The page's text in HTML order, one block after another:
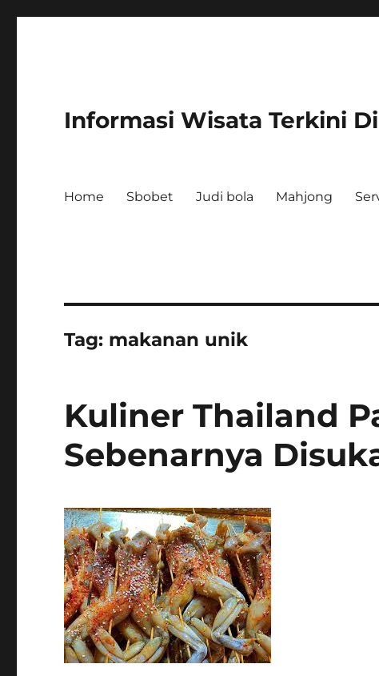
Informasi Wisata Terkini
Home Sbobet Judi bola Mahjong
Tag: makanan unik
Kuliner Thailand
Sebenarnya